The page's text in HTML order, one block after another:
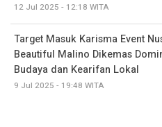
12 Jul 2025 - 12:18 WITA
Target Masuk Karisma Event
Beautiful Malino Dikemas
Budaya dan Kearifan Lokal
9 Jul 2025 - 19:48 WITA